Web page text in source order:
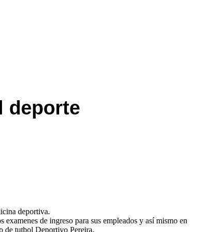
deporte
deportiva.
de ingreso para sus empleados y así mismo en
de tutbol Deportivo Pereira.